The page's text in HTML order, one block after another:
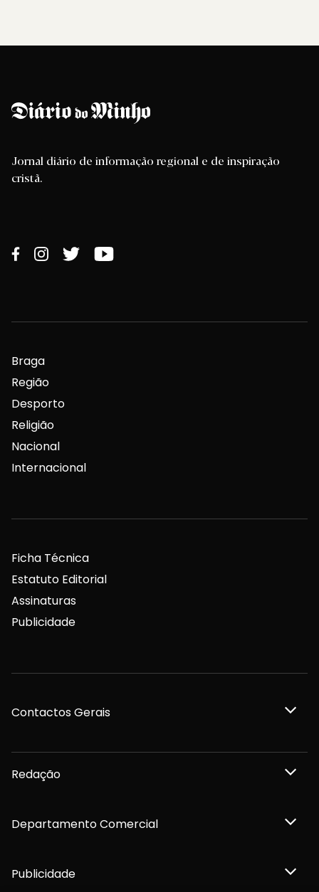
Jornal diário de informação regional e de inspiração
cristã.
Braga
Região
Desporto
Religião
Nacional
Internacional
Ficha Técnica
Estatuto Editorial
Assinaturas
Publicidade
Contactos Gerais
Redação
Departamento Comercial
Publicidade